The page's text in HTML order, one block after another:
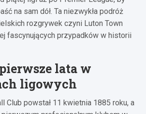
na sam dół. Ta niezwykła podróż
rozgrywek czyni Luton Town
fascynujących przypadków w historii
lata w
ligowych
Club powstał 11 kwietnia 1885 roku, a